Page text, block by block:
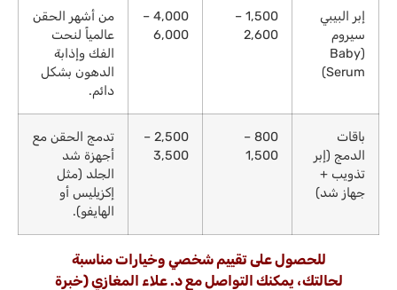
إبر البيبي
سيروم
(Baby
Serum)
1,500 –
2,600
4,000 –
6,000
من أشهر الحقن
عالمياً لنحت
الفك وإذابة
الدهون بشكل
دائم.
باقات
الدمج (إبر
تذويب +
جهاز شد)
800 –
1,500
2,500 –
3,500
تدمج الحقن مع
أجهزة شد
الجلد (مثل
إكزيليس أو
الهايفو).
للحصول على تقييم شخصي وخيارات مناسبة
لحالتك، يمكنك التواصل مع د. علاء المغازي (خبرة